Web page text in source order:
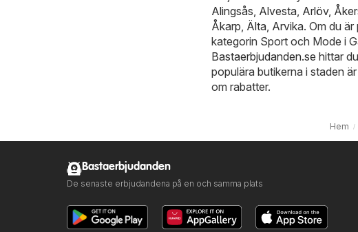
Alingsås Alvesta Arlöv,
Åkarp Älta Arvika. Om du
kategorin Sport och Mode i
Bastaerbjudanden.se hittar
populära butikerna i staden är
om rabatter.
Hem
Bastaerbjudanden
De senaste erbjudandena på en och samma plats